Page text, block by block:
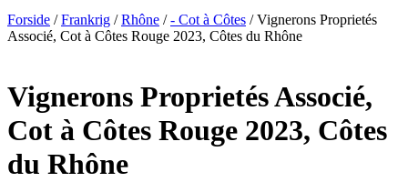
Forside /Frankrig /Rhône /- Cot à Côtes / Vignerons Proprietés
Associé, Cot à Côtes Rouge 2023, Côtes du Rhône
Vignerons Proprietés Associé,
Cot à Côtes Rouge 2023, Côtes
du Rhône